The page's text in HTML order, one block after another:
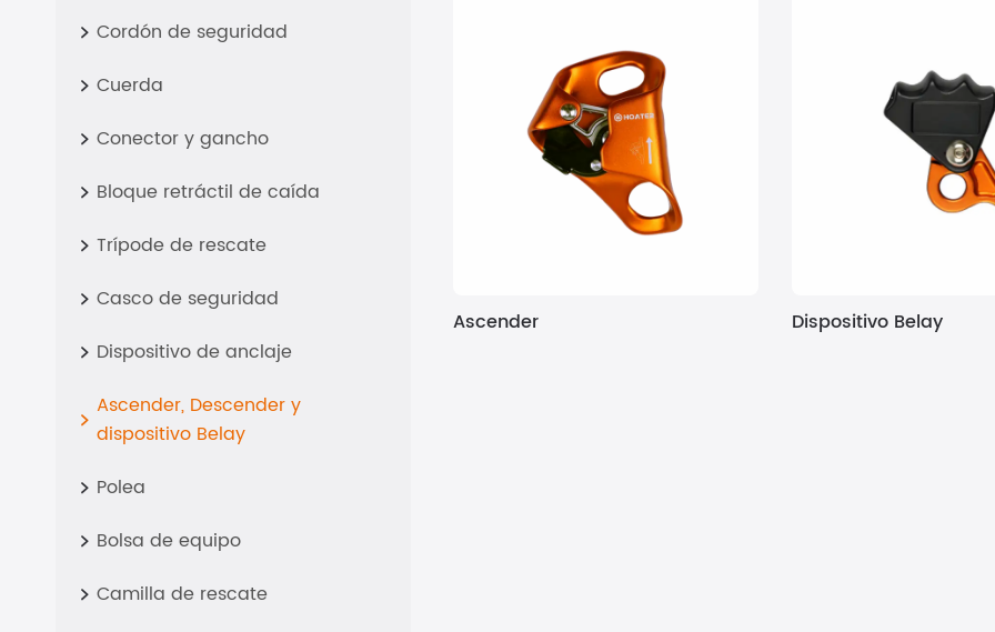
 Cordón de seguridad
 Cuerda
 Conector y gancho
 Bloque retráctil de caída
 Trípode de rescate
 Casco de seguridad
 Dispositivo de anclaje
 Ascender, Descender y
dispositivo Belay
 Polea
 Bolsa de equipo
 Camilla de rescate
Ascender Dispositivo Belay